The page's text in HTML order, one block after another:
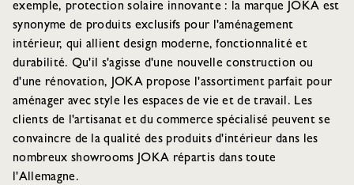
exemple, protection solaire innovante : la marque JOKA est
synonyme de produits exclusifs pour l'aménagement
intérieur, qui allient design moderne, fonctionnalité et
durabilité. Qu'il s'agisse d'une nouvelle construction ou
d'une rénovation, JOKA propose l'assortiment parfait pour
aménager avec style les espaces de vie et de travail. Les
clients de l'artisanat et du commerce spécialisé peuvent se
convaincre de la qualité des produits d'intérieur dans les
nombreux showrooms JOKA répartis dans toute
l'Allemagne.